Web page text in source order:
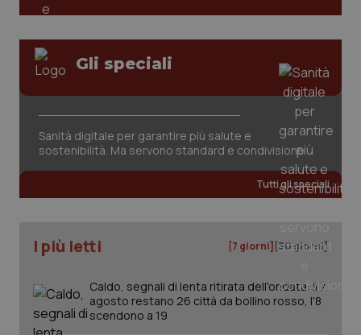
Gli speciali
Sanità digitale per garantire più salute e
sostenibilità. Ma servono standard e condivisione
Tutti gli speciali
I più letti [7 giorni] [30 giorni]
Caldo, segnali di lenta ritirata dell'ondata: il 7
agosto restano 26 città da bollino rosso, l'8
scendono a 19